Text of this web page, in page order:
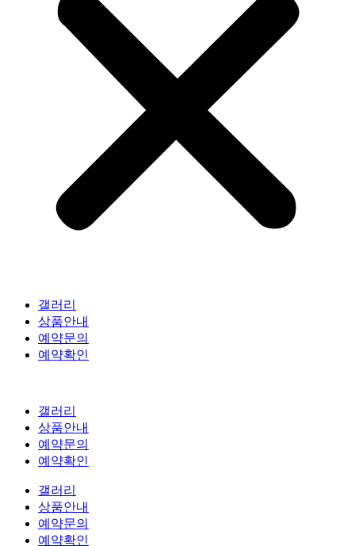
갤러리
상품안내
예약문의
예약확인
갤러리
상품안내
예약문의
예약확인
갤러리
상품안내
예약문의
예약확인